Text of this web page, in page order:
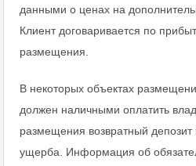
данными о ценах на
Клиент договаривается по
размещения.
В некоторых объектах
должен наличными оплатить
размещения возвратный депозит
ущерба. Информация об